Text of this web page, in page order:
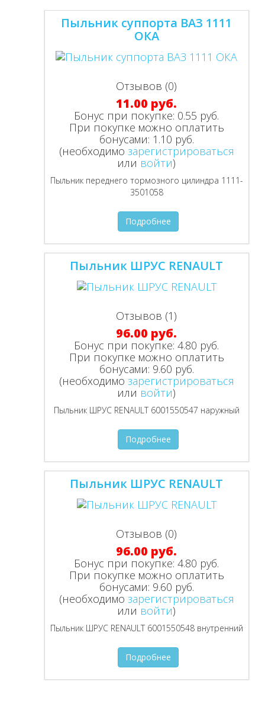
Пыльник суппорта ВАЗ 1111
ОКА
Отзывов (0)
11.00 руб.
Бонус при покупке: 0.55 руб.
При покупке можно оплатить
бонусами: 1.10 руб.
(необходимо зарегистрироваться
или войти)
Пыльник переднего тормозного цилиндра 1111-
3501058
Подробнее
Пыльник ШРУС RENAULT
Отзывов (1)
96.00 руб.
Бонус при покупке:4.80 руб.
При покупке можно оплатить
бонусами: 9.60 руб.
(необходимо зарегистрироваться
или войти)
Пыльник ШРУС RENAULT 6001550547 наружный
Подробнее
Пыльник ШРУС RENAULT
Отзывов (0)
96.00 руб.
Бонус при покупке:4.80 руб.
При покупке можно оплатить
бонусами: 9.60 руб.
(необходимо зарегистрироваться
или войти)
Пыльник ШРУС RENAULT 6001550548 внутренний
Подробнее